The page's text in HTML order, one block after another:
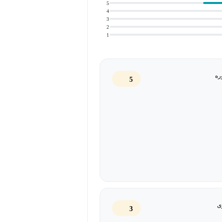
دلخواه دست پیدا نکرده‌اید، حتماً
1
2
3
4
5
5
3